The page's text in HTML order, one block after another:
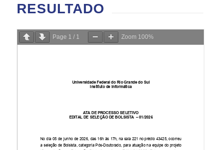
RESULTADO
Page 1 / 1 Zoom 100%